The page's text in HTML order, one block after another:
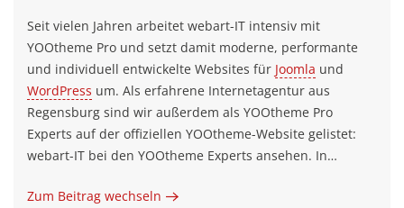
Seit vielen Jahren arbeitet webart-IT intensiv mit
YOOtheme Pro und setzt damit moderne, performante
und individuell entwickelte Websites für Joomla und
WordPress um. Als erfahrene Internetagentur aus
Regensburg sind wir außerdem als YOOtheme Pro
Experts auf der offiziellen YOOtheme-Website gelistet:
webart-IT bei den YOOtheme Experts ansehen. In…
Zum Beitrag wechseln